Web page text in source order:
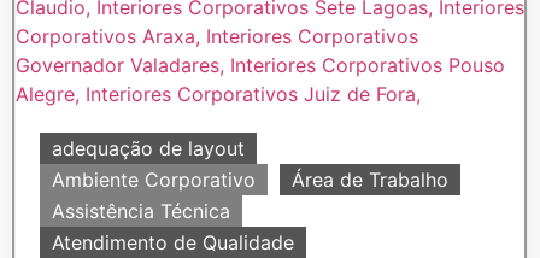
adequação de layout
Ambiente Corporativo
Área de Trabalho
Assistência Técnica
Atendimento de Qualidade